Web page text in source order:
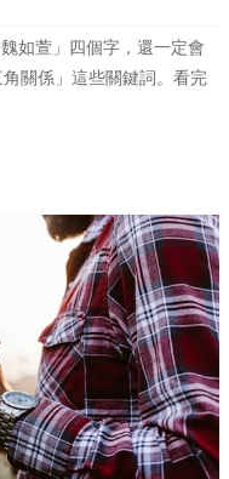
如萱」四個字，還一定會
關係」這些關鍵詞。看完